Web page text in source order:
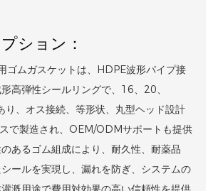
ション：
ムガスケットは、HDPE波形パイプ接
高弾性シールリングで、16、20、
、オス接続、等形状、丸型ヘッド設計
で製造され、OEM/ODMサポートも提供
あるゴム組成により、耐久性、耐薬品
ールを実現し、漏れを防ぎ、システムの